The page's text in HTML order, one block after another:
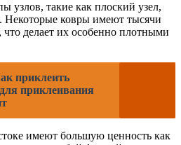
узлов, такие как плоский узел,
Некоторые ковры имеют тысячи
делает их особенно плотными
приклеить
приклеивания
имеют большую ценность как